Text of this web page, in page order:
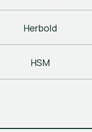
Herbold
HSM